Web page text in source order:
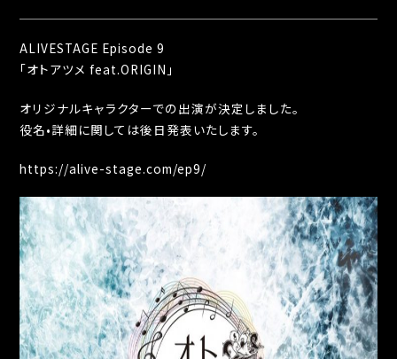
ALIVESTAGE Episode 9
「オトアツメ feat.ORIGIN 」
オリジナルキャラクターでの出演が決定しました。
役名•詳細に関しては後日発表いたします。
https://alive-stage.com/ep9/